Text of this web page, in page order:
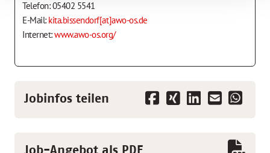
Telefon: 05402 5541
E-Mail: kita.bissendorf[at]awo-os.de
Internet:www.awo-os.org/
Jobinfos teilen
Job-Angebot als PDF